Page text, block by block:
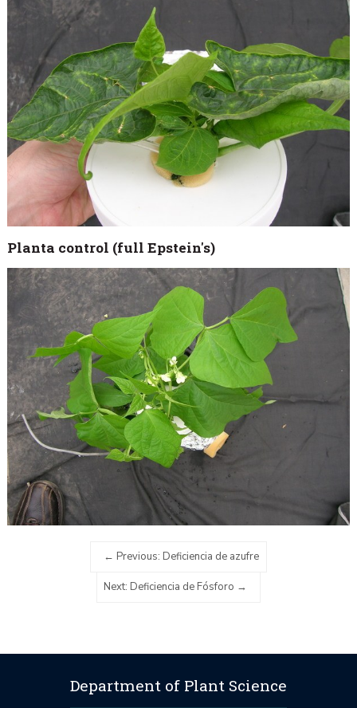
Planta control (full Epstein's)
Previous: Deficiencia de azufre
Next: Deficiencia de Fósforo
Department of Plant Science